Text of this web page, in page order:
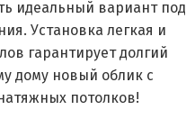
идеальный вариант под
Установка легкая и
гарантирует долгий
дому новый облик с
потолков!